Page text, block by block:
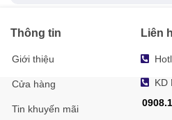
Thông tin
Giới thiệu
Cửa hàng
Tin khuyến mãi
Liên
KD